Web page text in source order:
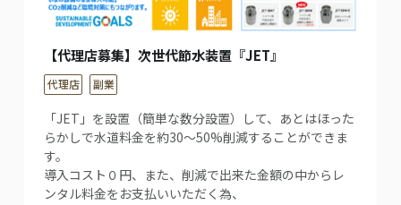
【代理店募集】次世代節水装置『JET』
代理店 副業
「JET」を設置（簡単な数分設置）して、あとはほった
らかしで水道料金を約30〜50%削減することができま
す。
導入コスト０円、また、削減で出来た金額の中からレ
ンタル料金をお支払いいただく為、